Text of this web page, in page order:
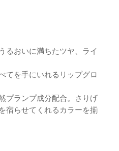
るおいに満ちたツヤ、ライ
てを手にいれるリップグロ
プランプ成分配合。さりげ
宿らせてくれるカラーを揃